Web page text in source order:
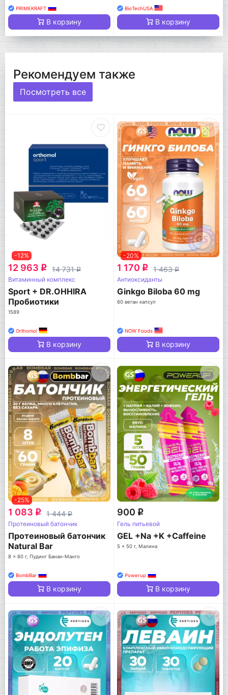
PRIMEKRAFT
В корзину
BioTechUSA
В корзину
Рекомендуем также
Посмотреть все
-12%
12 963 q 14 731q
Витаминный комплекс
Sport + DR.OHHIRA
Пробиотики
1589
Orthomol
В корзину
-20%
1 170 q 1 463q
Антиоксиданты
Ginkgo Biloba 60 mg
60 веган капсул
NOW Foods
В корзину
-25%
1 083 q 1 444q
Протеиновый батончик
Протеиновый батончик
Natural Bar
8 x 60 г, Пудинг Банан-Манго
BombBar
В корзину
900 q
Гель питьевой
GEL +Na +K +Caffeine
5 x 50 г, Малина
Powerup
В корзину